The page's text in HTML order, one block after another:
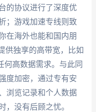
的协议进行了深度优
；游戏加速专线则致
在海外也能和国内朋
供独享的高带宽，比如
何高数据需求。与此同
度加密，通过专有安
浏览记录和个人数据
，没有后顾之忧。